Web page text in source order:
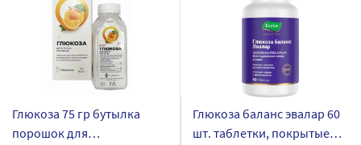
Глюкоза 75 гр бутылка
порошок для
Глюкоза баланс эвалар 60
шт. таблетки, покрытые